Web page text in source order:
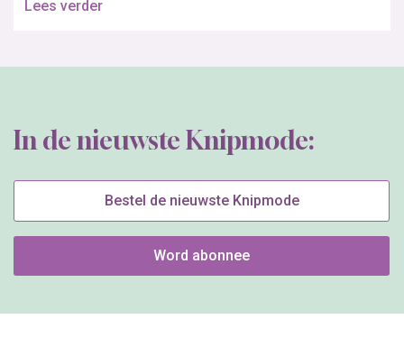
Lees verder
In de nieuwste Knipmode:
Bestel de nieuwste Knipmode
Word abonnee